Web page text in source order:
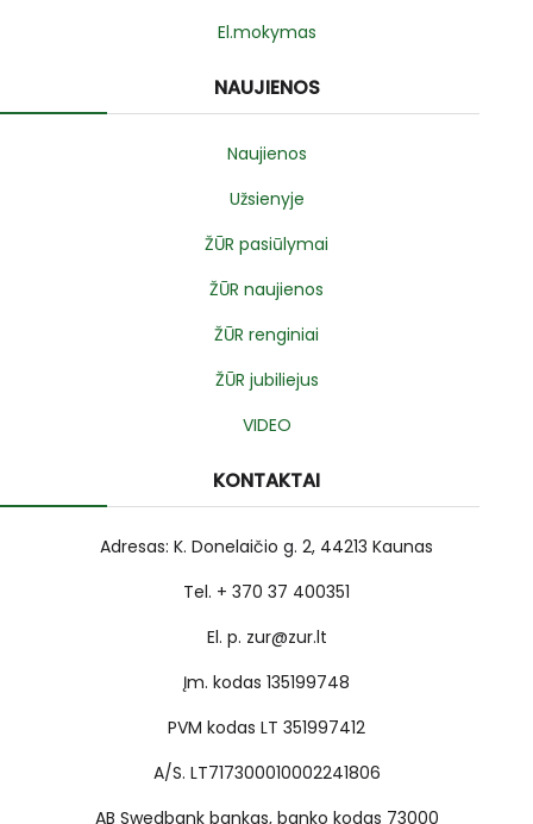
El.mokymas
NAUJIENOS
Naujienos
Užsienyje
ŽŪR pasiūlymai
ŽŪR naujienos
ŽŪR renginiai
ŽŪR jubiliejus
VIDEO
KONTAKTAI
Adresas: K. Donelaičio g. 2, 44213 Kaunas
Tel. + 370 37 400351
El. p. zur@zur.lt
Įm. kodas 135199748
PVM kodas LT 351997412
A/S. LT717300010002241806
AB Swedbank bankas, banko kodas 73000